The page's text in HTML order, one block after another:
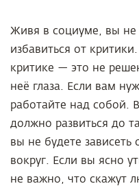
Живя в социуме, вы не
избавиться от
критике — это не
неё глаза. Если вам
работайте над собой.
должно развиться до
вы не будете зависеть
вокруг. Если вы ясно
не важно, что скажут